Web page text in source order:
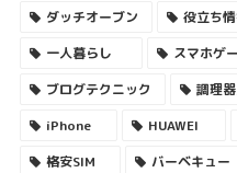
ダッチオーブン
役立ち
一人暮らし
スマホゲ
ブログテクニック
調理
iPhone
HUAWEI
格安SIM
バーベキュー